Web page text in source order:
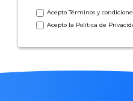
AceptoTérminos y
Acepto la Política de